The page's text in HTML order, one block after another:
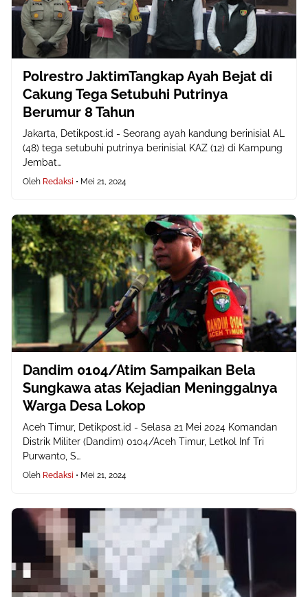
Polrestro JaktimTangkap Ayah Bejat di
Cakung Tega Setubuhi Putrinya
Berumur 8 Tahun
Jakarta, Detikpost.id - Seorang ayah kandung berinisial AL
(48) tega setubuhi putrinya berinisial KAZ (12) di Kampung
Jembat…
Oleh Redaksi • Mei 21, 2024
Dandim 0104/Atim Sampaikan Bela
Sungkawa atas Kejadian Meninggalnya
Warga Desa Lokop
Aceh Timur, Detikpost.id - Selasa 21 Mei 2024 Komandan
Distrik Militer (Dandim) 0104/Aceh Timur, Letkol Inf Tri
Purwanto, S…
Oleh Redaksi • Mei 21, 2024